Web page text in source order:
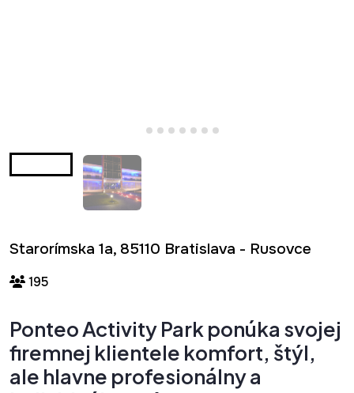
Starorímska 1a, 85110 Bratislava - Rusovce
195
Ponteo Activity Park ponúka svojej
firemnej klientele komfort, štýl,
ale hlavne profesionálny a